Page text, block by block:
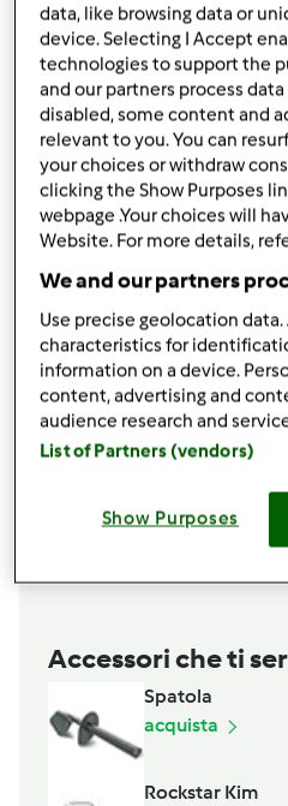
condividi
Crea
Pagnotta di ceci
500grammofarina di
400grammo acqua
20grammoCuticola di
6grammolievito di birra
20grammoolio
semi di chia,o quello
Aggiungi alla
Accessori che ti
Spatola
acquista
Rockstar Kim
data, like browsing data or
device. Selecting I Accept
technologies to support the
and our partners process
disabled, some content and
relevant to you. You can
your choices or withdraw
clicking the Show Purposes
webpage .Your choices will
Website. For more details,
We and our partners
Use precise geolocation
characteristics for
information on a device.
content, advertising and
audience research and
List of Partners (vendors)
Show Purposes